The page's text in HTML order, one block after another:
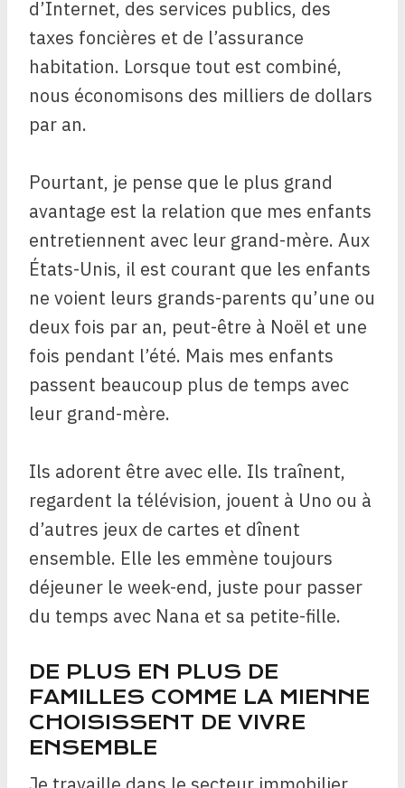
d’Internet, des services publics, des
taxes foncières et de l’assurance
habitation. Lorsque tout est combiné,
nous économisons des milliers de dollars
par an.
Pourtant, je pense que le plus grand
avantage est la relation que mes enfants
entretiennent avec leur grand-mère. Aux
États-Unis, il est courant que les enfants
ne voient leurs grands-parents qu’une ou
deux fois par an, peut-être à Noël et une
fois pendant l’été. Mais mes enfants
passent beaucoup plus de temps avec
leur grand-mère.
Ils adorent être avec elle. Ils traînent,
regardent la télévision, jouent à Uno ou à
d’autres jeux de cartes et dînent
ensemble. Elle les emmène toujours
déjeuner le week-end, juste pour passer
du temps avec Nana et sa petite-fille.
DE PLUS EN PLUS DE
FAMILLES COMME LA MIENNE
CHOISISSENT DE VIVRE
ENSEMBLE